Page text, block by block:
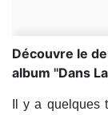
Découvre le
album ''Dans
Il y a quelques